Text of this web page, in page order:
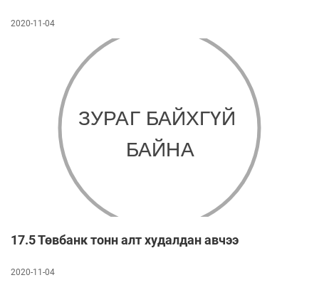
2020-11-04
17.5 Төвбанк тонн алт худалдан авчээ
2020-11-04